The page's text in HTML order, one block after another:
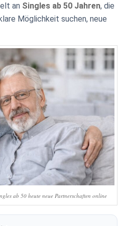
an Singles ab 50 Jahren, die
Möglichkeit suchen, neue
ab 50 heute neue Partnerschaften online